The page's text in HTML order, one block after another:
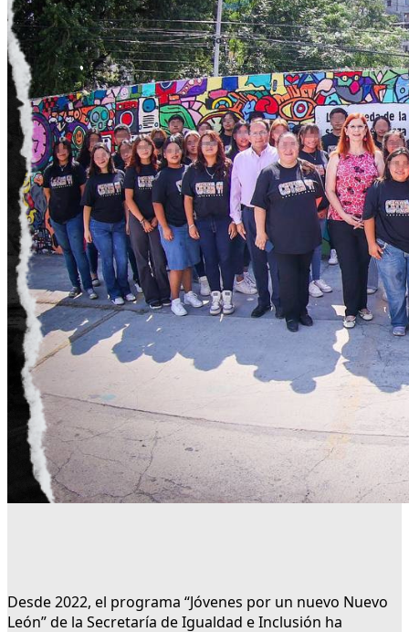
Desde 2022, el programa “Jóvenes por un nuevo Nuevo
León” de la Secretaría de Igualdad e Inclusión ha